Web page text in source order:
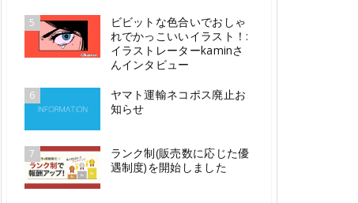
5
ビビットな色合いでおしゃ
れでかっこいいイラスト！:
イラストレーターkaminさ
んインタビュー
6
ヤマト運輸ネコポス廃止お
知らせ
7
ランク制(販売数に応じた優
遇制度)を開始しました